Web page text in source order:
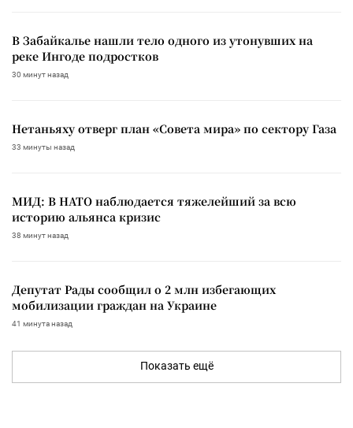
В Забайкалье нашли тело одного из утонувших на
реке Ингоде подростков
30 минут назад
Нетаньяху отверг план «Совета мира» по сектору Газа
33 минуты назад
МИД: В НАТО наблюдается тяжелейший за всю
историю альянса кризис
38 минут назад
Депутат Рады сообщил о 2 млн избегающих
мобилизации граждан на Украине
41 минута назад
Показать ещё